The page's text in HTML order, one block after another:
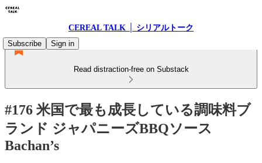
CEREAL TALK │ シリアルトーク
Subscribe
Sign in
Read distraction-free on Substack
#176 米国で最も成長している調味料ブ
ランド ジャパニーズBBQソース
Bachan’s